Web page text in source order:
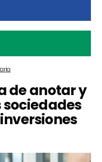
de anotar y